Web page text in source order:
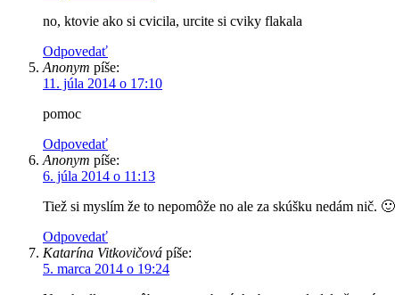
no, ktovie ako si cvicila, urcite si cviky flakala
Odpovedať
Anonym píše:
11. júla 2014 o 17:10
pomoc
Odpovedať
Anonym píše:
6. júla 2014 o 11:13
Tiež si myslím že to nepomôže no ale za skúšku nedám nič. 🙂
Odpovedať
Katarína Vitkovičová píše:
5. marca 2014 o 19:24